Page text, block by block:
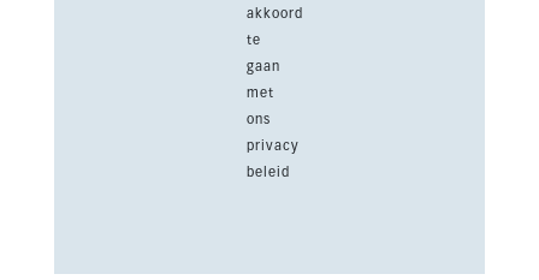
akkoord
te
gaan
met
ons
privacy
beleid